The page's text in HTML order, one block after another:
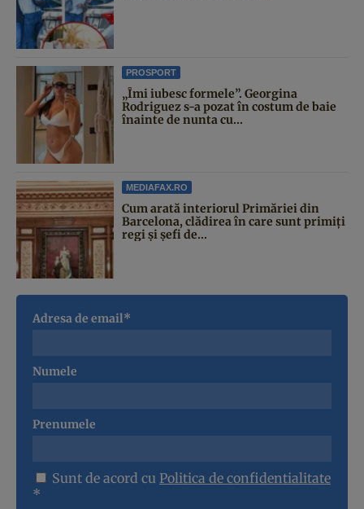
PROSPORT
„Îmi iubesc formele”. Georgina
Rodriguez s-a pozat în costum de baie
înainte de nunta cu...
MEDIAFAX.RO
Cum arată interiorul Primăriei din
Barcelona, clădirea în care sunt primiți
regi și șefi de...
Adresa de email*
Numele
Prenumele
Sunt de acord cu Politica de confidentialitate
*